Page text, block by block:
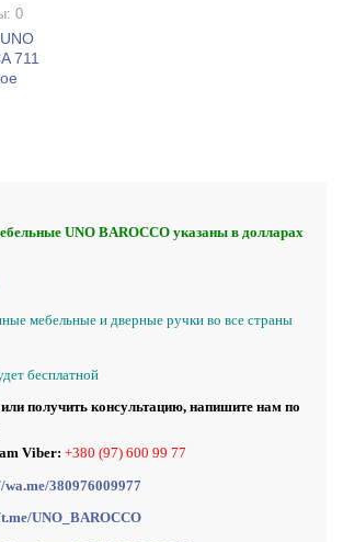
0
711
UNO BAROCCO указаны в долларах
мебельные и дверные ручки во все страны
бесплатной
получить консультацию, напишите нам по
Viber: +380 (97) 600 99 77
wa.me/380976009977
UNO_BAROCCO